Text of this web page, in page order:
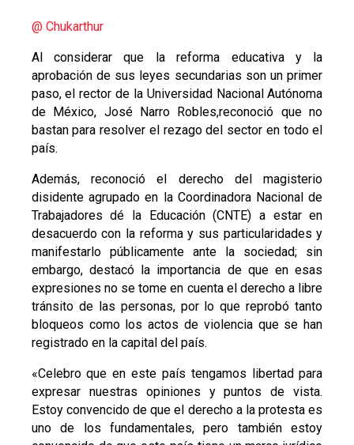
@ Chukarthur
Al considerar que la reforma educativa y la
aprobación de sus leyes secundarias son un primer
paso, el rector de la Universidad Nacional Autónoma
de México, José Narro Robles,reconoció que no
bastan para resolver el rezago del sector en todo el
país.
Además, reconoció el derecho del magisterio
disidente agrupado en la Coordinadora Nacional de
Trabajadores dé la Educación (CNTE) a estar en
desacuerdo con la reforma y sus particularidades y
manifestarlo públicamente ante la sociedad; sin
embargo, destacó la importancia de que en esas
expresiones no se tome en cuenta el derecho a libre
tránsito de las personas, por lo que reprobó tanto
bloqueos como los actos de violencia que se han
registrado en la capital del país.
«Celebro que en este país tengamos libertad para
expresar nuestras opiniones y puntos de vista.
Estoy convencido de que el derecho a la protesta es
uno de los fundamentales, pero también estoy